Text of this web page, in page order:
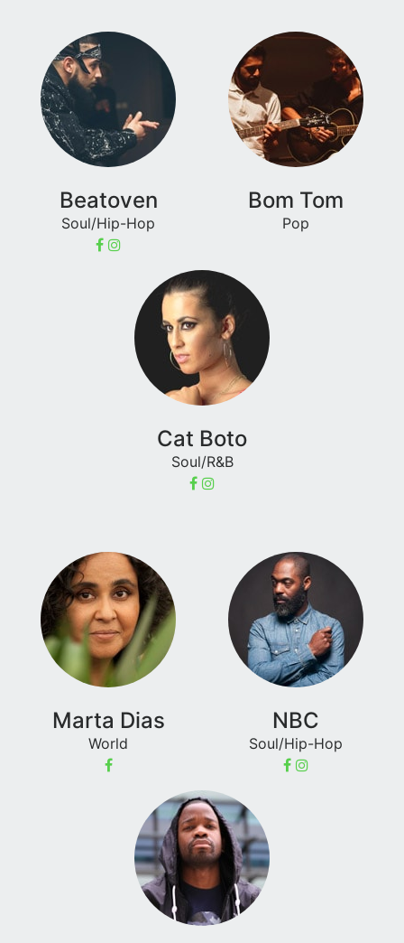
Beatoven
Soul/Hip-Hop
Bom Tom
Pop
Cat Boto
Soul/R&B
Marta Dias
World
NBC
Soul/Hip-Hop